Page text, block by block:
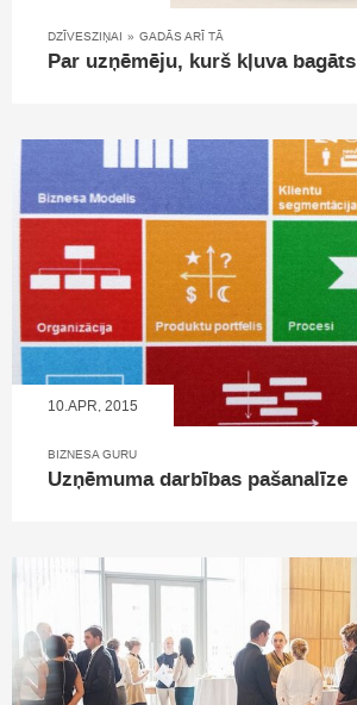
DZĪVESZIŅAI » GADĀS ARĪ TĀ
Par uzņēmēju, kurš kļuva bagāts
10.APR, 2015
BIZNESA GURU
Uzņēmuma darbības pašanalīze